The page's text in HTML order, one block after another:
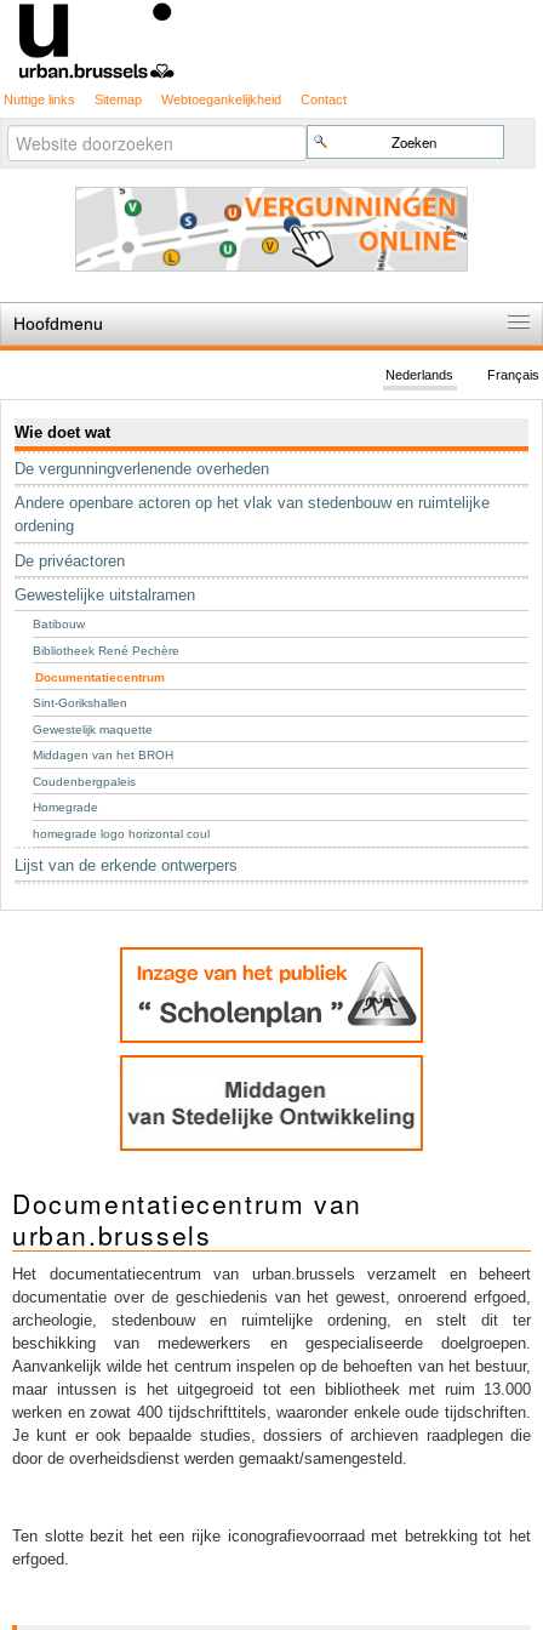
Nuttige links Sitemap Webtoegankelijkheid Contact
Zoek
Geavanceerd
zoeken...
Hoofdmenu
De spelregels
Stedenbouwkundige vergunning
Cartografie
Studies en publicaties
Sleutelwoorden
Stedenbouwkundige inlichtingen
Français
Nederlands
Wie doet wat
De vergunningverlenende overheden
Andere openbare actoren op het vlak van stedenbouw en ruimtelijke
ordening
De privéactoren
Gewestelijke uitstalramen
Batibouw
Bibliotheek René Pechère
Documentatiecentrum
Sint-Gorikshallen
Gewestelijk maquette
Middagen van het BROH
Coudenbergpaleis
Homegrade
homegrade logo horizontal coul
Lijst van de erkende ontwerpers
Documentatiecentrum van
urban.brussels
Het documentatiecentrum van urban.brussels verzamelt en beheert
documentatie over de geschiedenis van het gewest, onroerend erfgoed,
archeologie, stedenbouw en ruimtelijke ordening, en stelt dit ter
beschikking van medewerkers en gespecialiseerde doelgroepen.
Aanvankelijk wilde het centrum inspelen op de behoeften van het bestuur,
maar intussen is het uitgegroeid tot een bibliotheek met ruim 13.000
werken en zowat 400 tijdschrifttitels, waaronder enkele oude tijdschriften.
Je kunt er ook bepaalde studies, dossiers of archieven raadplegen die
door de overheidsdienst werden gemaakt/samengesteld.
Ten slotte bezit het een rijke iconografievoorraad met betrekking tot het
erfgoed.